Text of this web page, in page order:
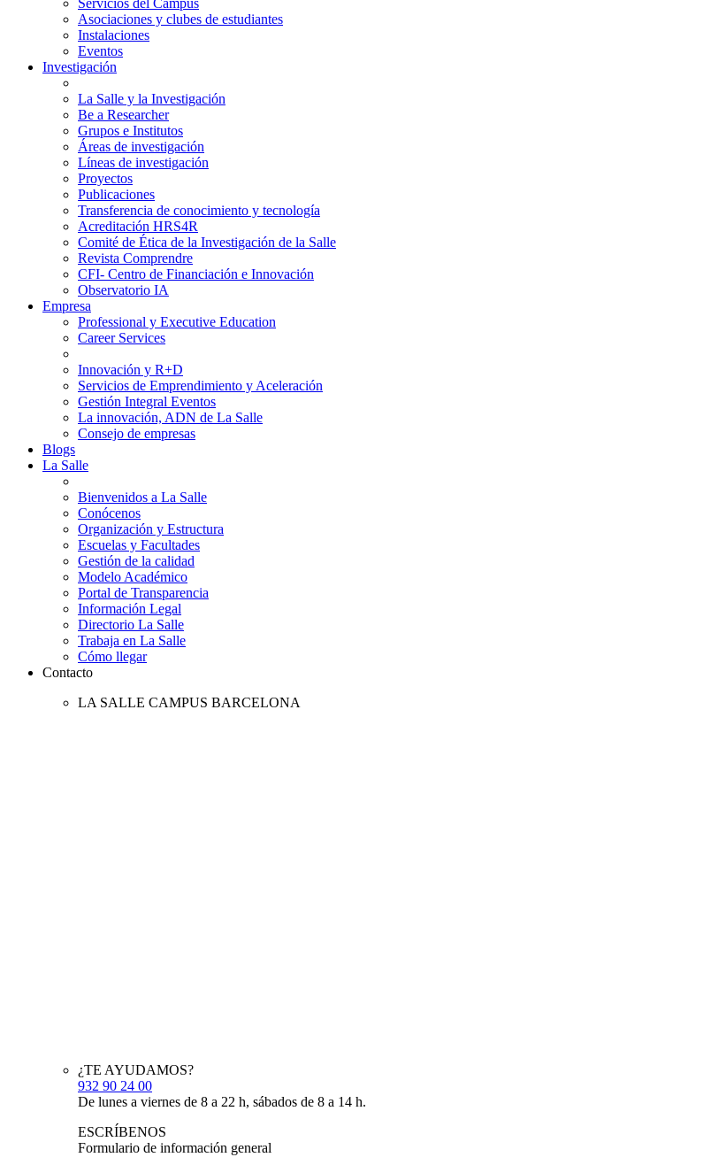
Servicios del Campus
Asociaciones y clubes de estudiantes
Instalaciones
Eventos
Investigación
La Salle y la Investigación
Be a Researcher
Grupos e Institutos
Áreas de investigación
Líneas de investigación
Proyectos
Publicaciones
Transferencia de conocimiento y tecnología
Acreditación HRS4R
Comité de Ética de la Investigación de la Salle
Revista Comprendre
CFI- Centro de Financiación e Innovación
Observatorio IA
Empresa
Professional y Executive Education
Career Services
Innovación y R+D
Servicios de Emprendimiento y Aceleración
Gestión Integral Eventos
La innovación, ADN de La Salle
Consejo de empresas
Blogs
La Salle
Bienvenidos a La Salle
Conócenos
Organización y Estructura
Escuelas y Facultades
Gestión de la calidad
Modelo Académico
Portal de Transparencia
Información Legal
Directorio La Salle
Trabaja en La Salle
Cómo llegar
Contacto
LA SALLE CAMPUS BARCELONA
¿TE AYUDAMOS?
932 90 24 00
De lunes a viernes de 8 a 22 h, sábados de 8 a 14 h.
ESCRÍBENOS
Formulario de información general